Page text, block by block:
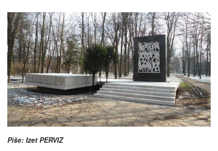
t
i
o
n
t
i
o
n
Piše: Izet PERVIZ